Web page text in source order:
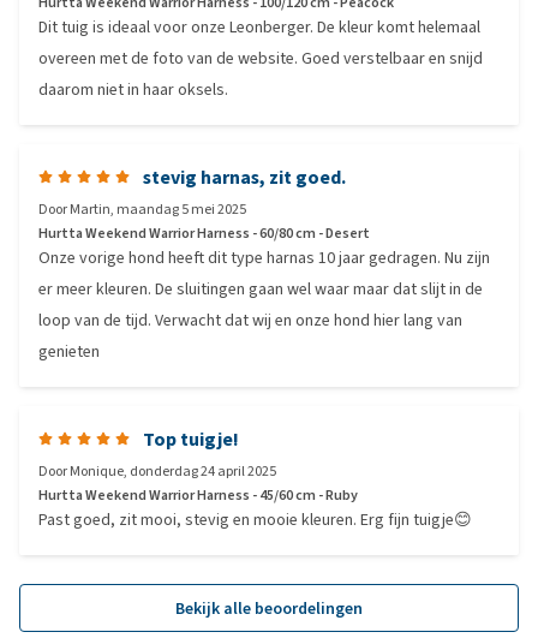
Dit tuig is ideaal voor onze Leonberger. De kleur komt helemaal
overeen met de foto van de website. Goed verstelbaar en snijd
daarom niet in haar oksels.
stevig harnas, zit goed.
DoorMartin, maandag 5 mei 2025
Hurtta Weekend Warrior Harness - 60/80 cm - Desert
Onze vorige hond heeft dit type harnas 10 jaar gedragen. Nu zijn
er meer kleuren. De sluitingen gaan wel waar maar dat slijt in de
loop van de tijd. Verwacht dat wij en onze hond hier lang van
genieten
Top tuigje!
DoorMonique, donderdag 24 april 2025
Hurtta Weekend Warrior Harness - 45/60 cm - Ruby
Past goed, zit mooi, stevig en mooie kleuren. Erg fijn tuigje😊
Bekijk alle beoordelingen